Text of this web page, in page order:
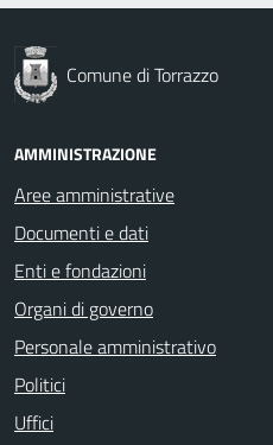
Comune di Torrazzo
AMMINISTRAZIONE
Aree amministrative
Documenti e dati
Enti e fondazioni
Organi di governo
Personale amministrativo
Politici
Uffici